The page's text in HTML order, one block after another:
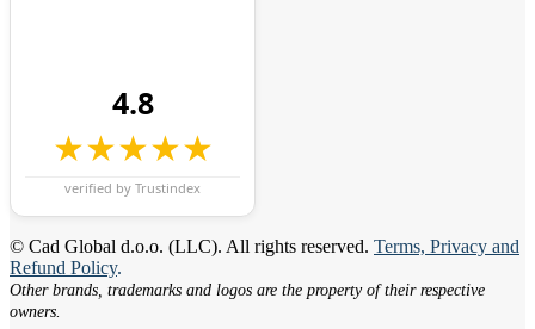
4.8
★★★★★
verified by Trustindex
© Cad Global d.o.o. (LLC). All rights reserved. Terms, Privacy and
Refund Policy.
Other brands, trademarks and logos are the property of their respective
owners.